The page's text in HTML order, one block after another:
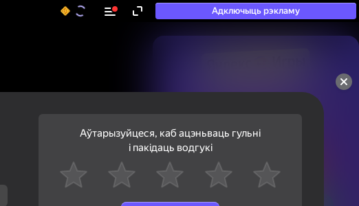
Адключыць рэкламу
50+ тап-гульняў, у якія
гуляюць нават тыя, хто
Аўтарызуйцеся, каб ацэньваць гульні
і пакідаць водгукі